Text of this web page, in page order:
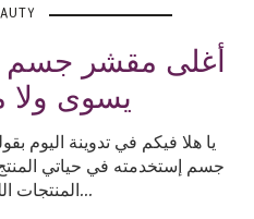
أغلى مقشر جسم
يسوى ولا
يا هلا فيكم في تدوينة اليوم
جسم إستخدمته في حياتي
المنتجات اللي سمعت...